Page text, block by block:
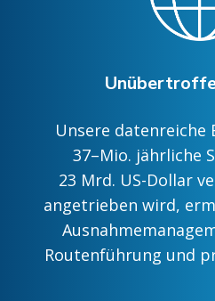
Unsere datenreiche
37–Mio. jährliche
23 Mrd. US-Dollar
angetrieben wird,
Routenführung und